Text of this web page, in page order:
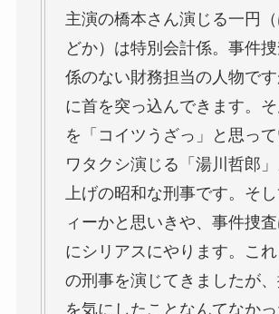
主演の橋本さん演じる一円（
どか）は特別会計係。事件
係のない財務担当の人物で
に首を突っ込んできます。
を「コイツうざっ」と思っ
ワタクシ演じる「湯川哲郎
上げの昭和な刑事です。そ
ィーかと思いきや、事件捜査
にシリアスにやります。これ
の刑事を演じてきましたが
を気にしたことなんてなかっ